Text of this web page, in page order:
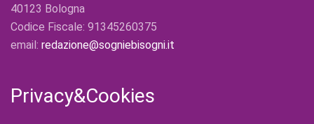
40123 Bologna
Codice Fiscale: 91345260375
email: redazione@sogniebisogni.it
Privacy&Cookies